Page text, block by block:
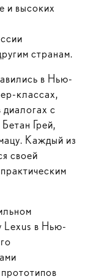
и высоких
странам.
в Нью-
классах,
с
Грей,
Каждый из
своей
Lexus в Нью-